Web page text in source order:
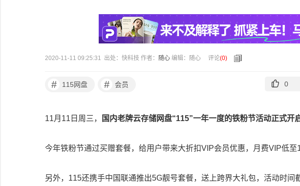
2020-11-11 09:25:31 出处：快科技 作者： 随心 编辑：随心 评论(0)
# 115网盘 # 会员 0
11月11日周三， 国内老牌云存储网盘“115”一年一度的铁粉节活动正式开
今年铁粉节通过买赠套餐，给用户带来大折扣VIP会员优惠，月费VIP低至
另外，115还携手中国联通推出5G靓号套餐，送上跨界大礼包，活动时间